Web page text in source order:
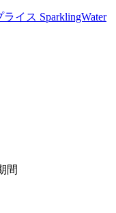
イス SparklingWater
間